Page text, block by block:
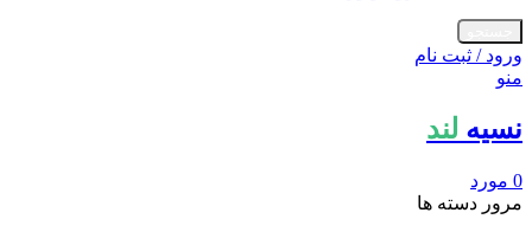
ورود / ثبت نام
منو
نسیه لند
0 مورد
مرور دسته ها